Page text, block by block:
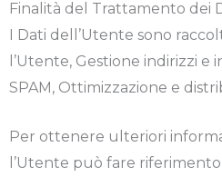
Finalità del Trattamento dei
I Dati dell’Utente sono
l’Utente, Gestione indirizzi
SPAM, Ottimizzazione e
Per ottenere ulteriori
l’Utente può fare